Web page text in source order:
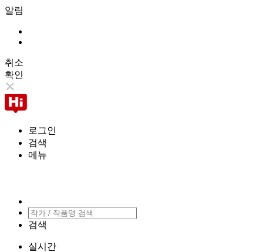
알림
취소
확인
로그인
검색
메뉴
검색
실시간